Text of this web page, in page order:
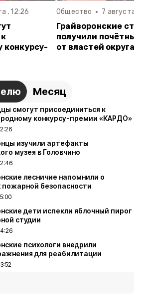
, 12:26
конкурсу-
Общество 7 августа ,
Грайворонские
получили
от властей округа
Месяц
смогут присоединиться к
конкурсу-премии «КАРДО»
изучили артефакты
музея в Головчино
лесничие напомнили о
пожарной безопасности
дети испекли яблочный пирог
студии
психологи внедрили
для реабилитации